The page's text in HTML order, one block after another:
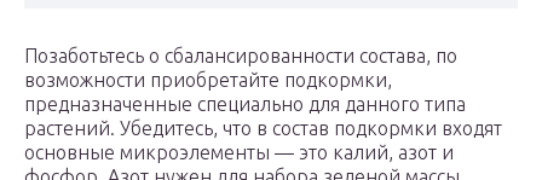
Позаботьтесь о сбалансированности состава, по
возможности приобретайте подкормки,
предназначенные специально для данного типа
растений. Убедитесь, что в состав подкормки входят
основные микроэлементы — это калий, азот и